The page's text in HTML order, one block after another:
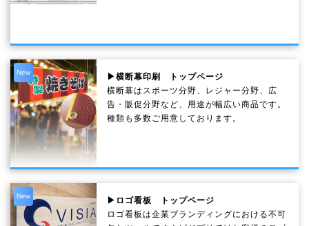
New
▶横断幕印刷 トップページ
横断幕はスポーツ分野、レジャー分野、広
告・販促分野など、用途が幅広い商品です。
種類も多数ご用意しております。
New
▶ロゴ看板 トップページ
ロゴ看板は企業ブランディングにおける不可